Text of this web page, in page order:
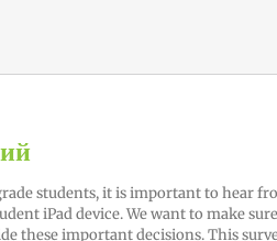
students, it is important to hear
iPad device. We want to make
important decisions. This